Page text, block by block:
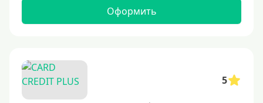
25000 руб
30000 руб
Оформить
5